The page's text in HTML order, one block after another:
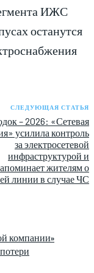
ИЖС
останутся
СЛЕДУЮЩАЯ СТАТЬЯ
– 2026: «Сетевая
усилила контроль
за электросетевой
инфраструктурой и
жителям о
линии в случае ЧС
компании»